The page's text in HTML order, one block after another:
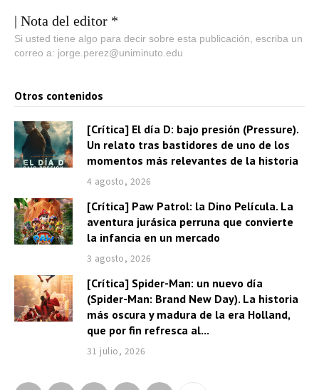
| Nota del editor *
Si usted tiene algo para decir sobre esta publicación, escriba un
correo a: jorge.perez@uniminuto.edu
Otros contenidos
[Crítica] El día D: bajo presión (Pressure).
Un relato tras bastidores de uno de los
momentos más relevantes de la historia
4 agosto, 2026
[Crítica] Paw Patrol: la Dino Película. La
aventura jurásica perruna que convierte
la infancia en un mercado
3 agosto, 2026
[Crítica] Spider-Man: un nuevo día
(Spider-Man: Brand New Day). La historia
más oscura y madura de la era Holland,
que por fin refresca al...
31 julio, 2026